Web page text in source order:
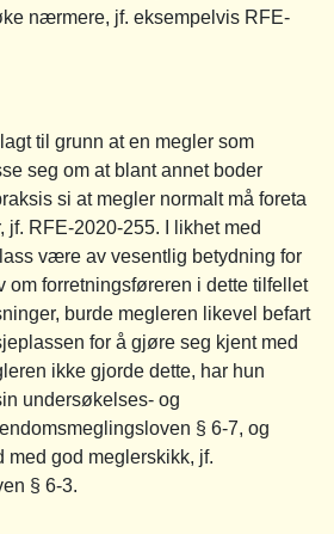
nærmere, jf. eksempelvis RFE-
til grunn at en megler som
seg om at blant annet boder
si at megler normalt må foreta
jf. RFE-2020-255. I likhet med
være av vesentlig betydning for
om forretningsføreren i dette tilfellet
burde megleren likevel befart
for å gjøre seg kjent med
ikke gjorde dette, har hun
undersøkelses- og
§ 6-7, og
med god meglerskikk, jf.
§ 6-3.